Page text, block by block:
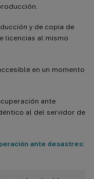
y de copia de
licencias al mismo
en un momento
ante
al del servidor de
ante desastres: